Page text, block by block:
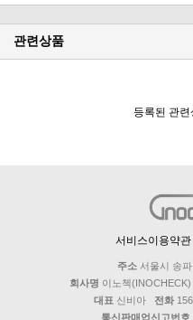
관련상품
등록된 관
서비스이용약관
주소 서울시 송
회사명 이노첵(INOCHECK)
대표 신비아 전화
통신판매업신고번호